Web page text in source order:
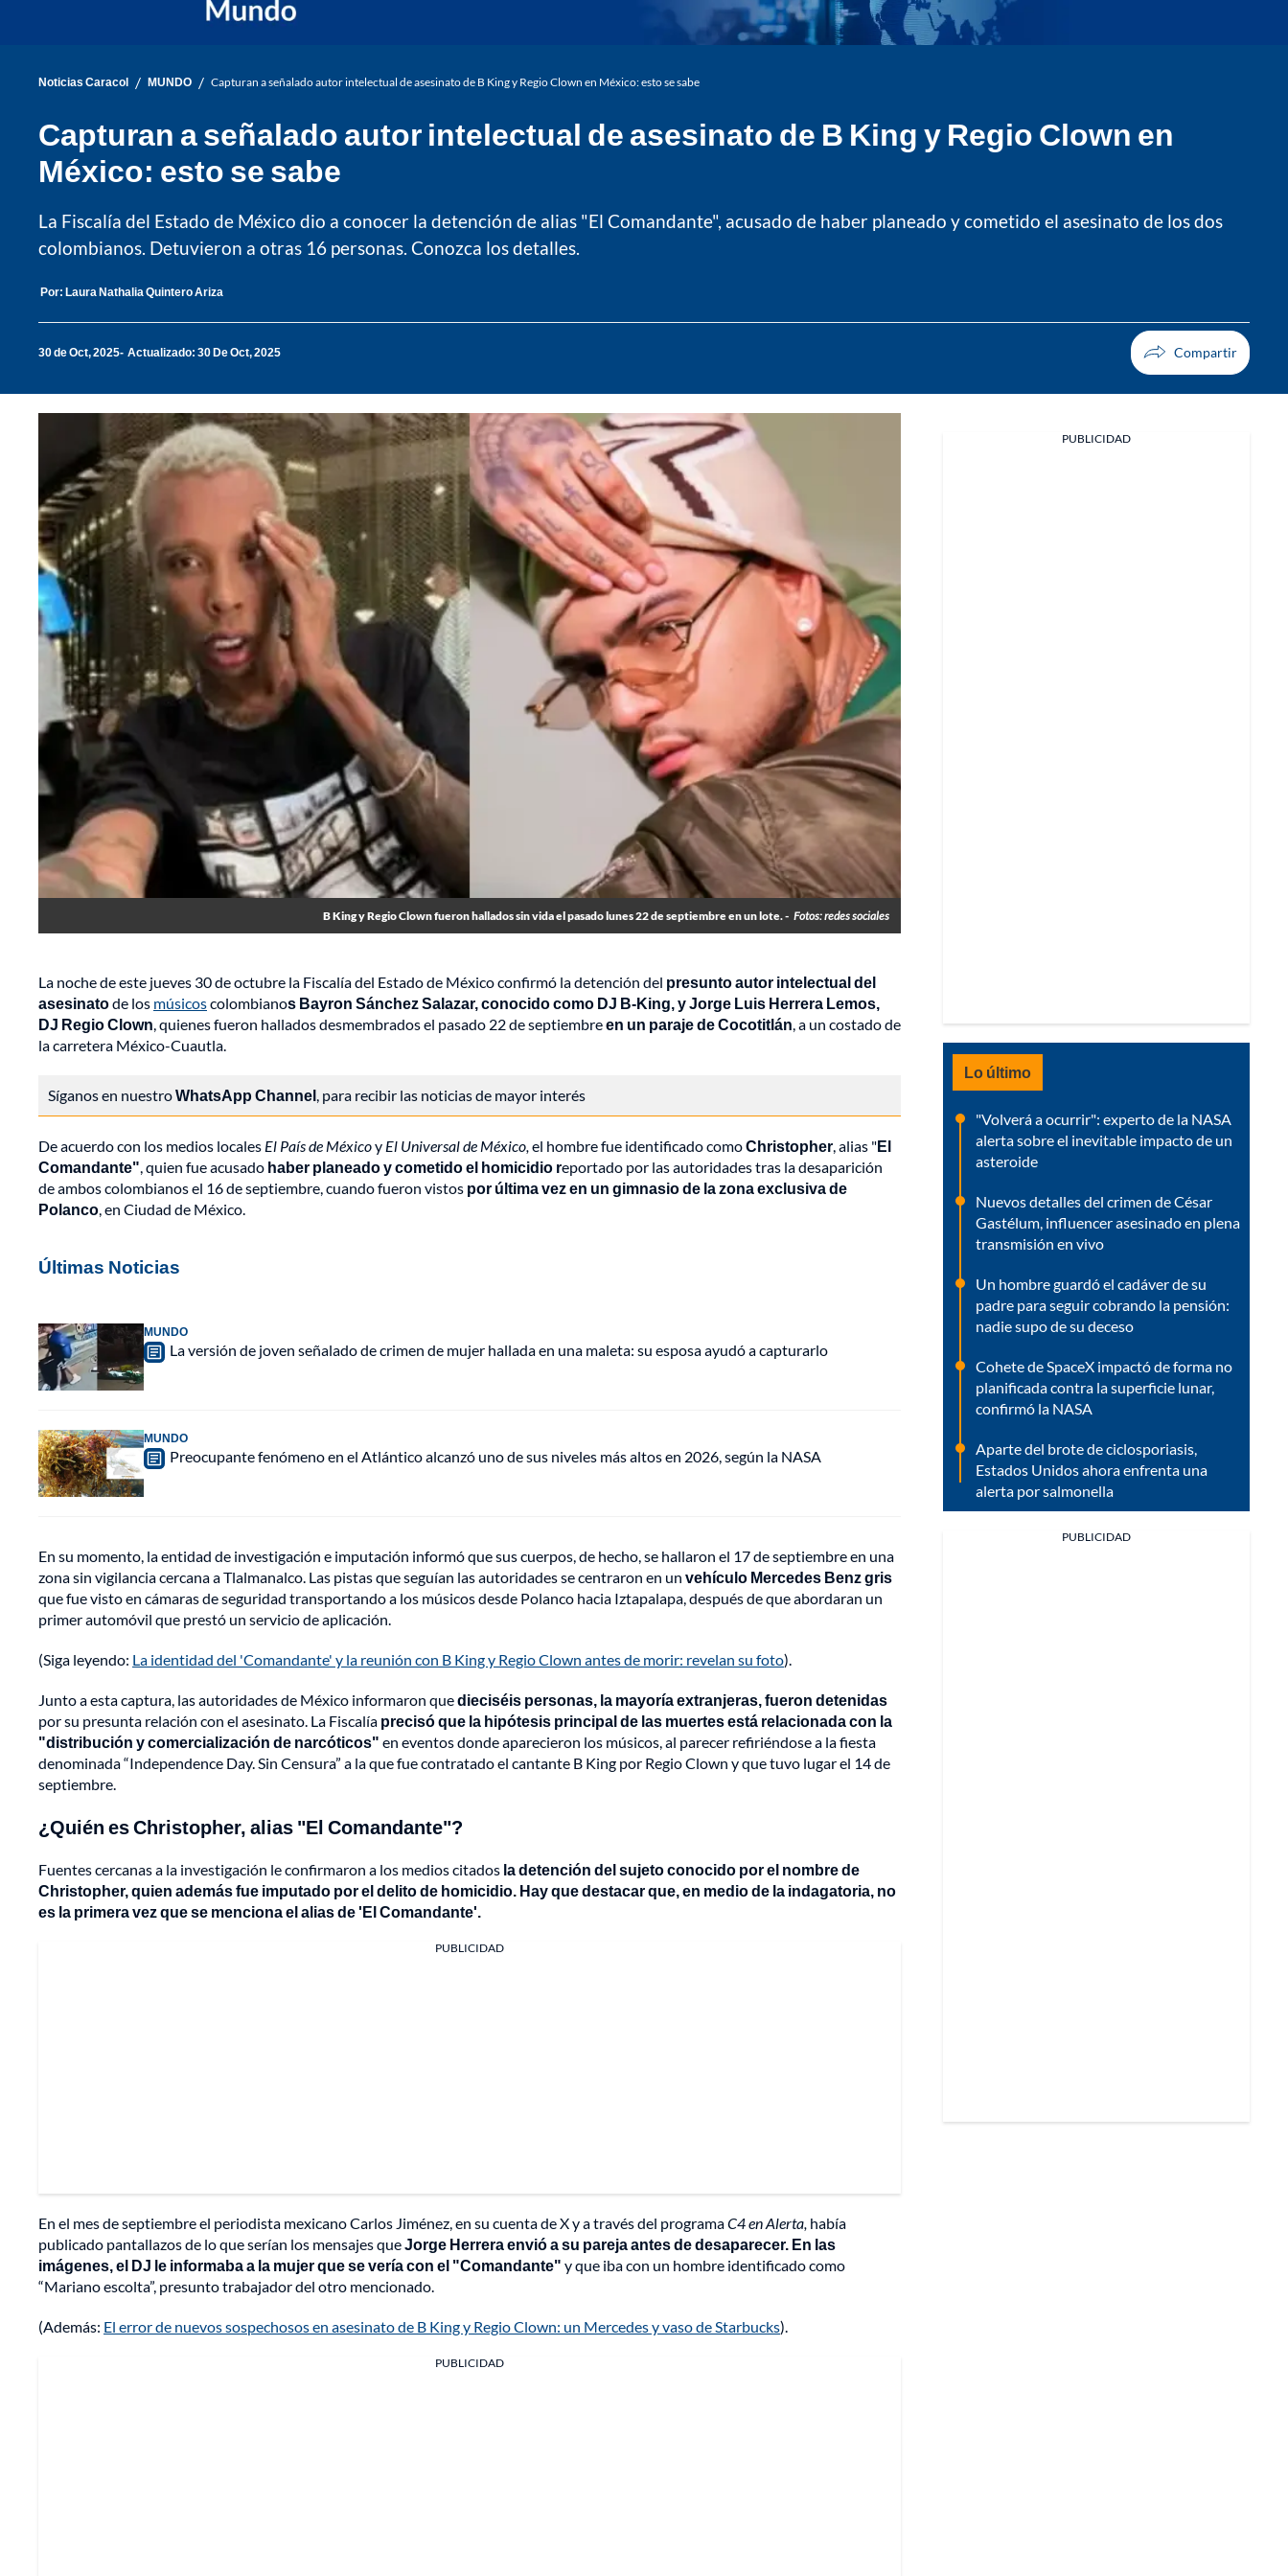
Noticias Caracol / MUNDO / Capturan a señalado autor intelectual de asesinato de B King y Regio Clown en México: esto se sabe
Capturan a señalado autor intelectual de asesinato de B King y Regio Clown en
México: esto se sabe
La Fiscalía del Estado de México dio a conocer la detención de alias "El Comandante", acusado de haber planeado y cometido el asesinato de los dos
colombianos. Detuvieron a otras 16 personas. Conozca los detalles.
Por: Laura Nathalia Quintero Ariza
30 de Oct, 2025 Actualizado: 30 De Oct, 2025
B King y Regio Clown fueron hallados sin vida el pasado lunes 22 de septiembre en un lote. - Fotos: redes sociales
La noche de este jueves 30 de octubre la Fiscalía del Estado de México confirmó la detención del presunto autor intelectual del
asesinatode los músicoscolombianos Bayron Sánchez Salazar, conocido como DJ B-King, y Jorge Luis Herrera Lemos,
DJ Regio Clown, quienes fueron hallados desmembrados el pasado 22 de septiembreen un paraje de Cocotitlán, a un costado de
la carretera México-Cuautla.
Síganos en nuestroWhatsApp Channel, para recibir las noticias de mayor interés
De acuerdo con los medios locales El País de Méxicoy El Universal de México,el hombre fue identificado comoChristopher, alias "El
Comandante", quien fue acusado haber planeado y cometido el homicidio reportado por las autoridades tras la desaparición
de ambos colombianos el 16 de septiembre, cuando fueron vistos por última vez en un gimnasio de la zona exclusiva de
Polanco, en Ciudad de México.
Últimas Noticias
MUNDO
La versión de joven señalado de crimen de mujer hallada en una maleta: su esposa ayudó a capturarlo
MUNDO
Preocupante fenómeno en el Atlántico alcanzó uno de sus niveles más altos en 2026, según la NASA
En su momento, la entidad de investigación e imputación informó que sus cuerpos, de hecho, se hallaron el 17 de septiembre en una
zona sin vigilancia cercana a Tlalmanalco. Las pistas que seguían las autoridades se centraron en un vehículo Mercedes Benz gris
que fue visto en cámaras de seguridad transportando a los músicos desde Polanco hacia Iztapalapa, después de que abordaran un
primer automóvil que prestó un servicio de aplicación.
(Siga leyendo: La identidad del 'Comandante' y la reunión con B King y Regio Clown antes de morir: revelan su foto).
Junto a esta captura, las autoridades de México informaron quedieciséis personas, la mayoría extranjeras, fueron detenidas
por su presunta relación con el asesinato. La Fiscalía precisó que la hipótesis principal de las muertes está relacionada con la
"distribución y comercialización de narcóticos" en eventos donde aparecieron los músicos, al parecer refiriéndose a la fiesta
denominada “Independence Day. Sin Censura” a la que fue contratado el cantante B King por Regio Clown y que tuvo lugar el 14 de
septiembre.
¿Quién esChristopher, alias "El Comandante"?
Fuentes cercanas a la investigación le confirmaron a los medios citados la detención del sujeto conocido por el nombre de
Christopher, quien además fue imputado por el delito de homicidio. Hay que destacar que, en medio de la indagatoria, no
es la primera vez que se menciona el alias de 'El Comandante'.
PUBLICIDAD
En el mes de septiembre el periodista mexicano Carlos Jiménez, en su cuenta de X y a través del programaC4 en Alerta, había
publicado pantallazos de lo que serían los mensajes queJorge Herrera envió a su pareja antes de desaparecer. En las
imágenes, el DJ le informaba a la mujer quese vería con el "Comandante" y que iba con un hombre identificado como
“Mariano escolta”, presunto trabajador del otro mencionado.
(Además: El error de nuevos sospechosos en asesinato de B King y Regio Clown: un Mercedes y vaso de Starbucks).
PUBLICIDAD
PUBLICIDAD
Lo último
"Volverá a ocurrir": experto de la NASA
alerta sobre el inevitable impacto de un
asteroide
Nuevos detalles del crimen de César
Gastélum, influencer asesinado en plena
transmisión en vivo
Un hombre guardó el cadáver de su
padre para seguir cobrando la pensión:
nadie supo de su deceso
Cohete de SpaceX impactó de forma no
planificada contra la superficie lunar,
confirmó la NASA
Aparte del brote de ciclosporiasis,
Estados Unidos ahora enfrenta una
alerta por salmonella
PUBLICIDAD